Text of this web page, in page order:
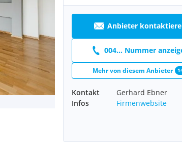
Anbieter
004... Nummer
Mehr von diesem Anbieter
Kontakt
Gerhard Ebner
Infos
Firmenwebsite